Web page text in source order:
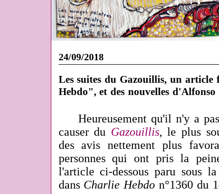
24/09/2018
Les suites du Gazouillis, un
Hebdo", et des nouvelles d'Alfonso
Heureusement qu'il n'y a
causer du Gazouillis, le plus
des avis nettement plus
personnes qui ont pris la
l'article ci-dessous paru sous
dans Charlie Hebdo n°1360 du